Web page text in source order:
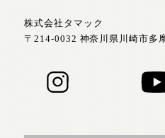
株式会社タマック
〒214-0032 神奈川県川崎市多